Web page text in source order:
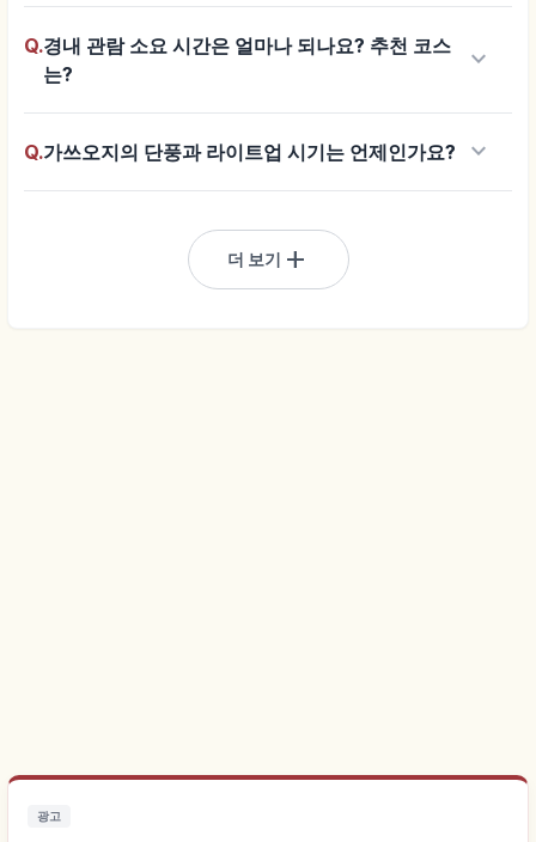
Q.경내 관람 소요 시간은 얼마나 되나요? 추천 코스
는?
keyboard_arrow_down
Q.가쓰오지의 단풍과 라이트업 시기는 언제인가요? keyboard_arrow_down
더 보기 add
광고